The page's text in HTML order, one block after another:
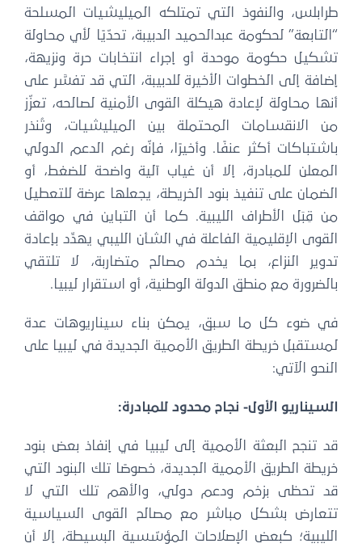
طرابلس، والنفوذ التي تمتلكه الميليشيات المسلحة
“التابعة” لحكومة عبدالحميد الدبيبة، تحدّيًا لأي محاولة
تشكيل حكومة موحدة أو إجراء انتخابات حرة ونزيهة،
إضافة إلى الخطوات الأخيرة للدبيبة، التي قد تفسَّر على
أنها محاولة لإعادة هيكلة القوى الأمنية لصالحه، تعزّز
من الانقسامات المحتملة بين الميليشيات، وتُنذر
باشتباكات أكثر عنفًا. وأخيرًا، فإنّه رغم الدعم الدولي
المعلن للمبادرة، إلا أن غياب آلية واضحة للضغط، أو
الضمان على تنفيذ بنود الخريطة، يجعلها عرضة للتعطيل
من قِبَل الأطراف الليبية. كما أن التباين في مواقف
القوى الإقليمية الفاعلة في الشأن الليبي يهدِّد بإعادة
تدوير النزاع، بما يخدم مصالح متضاربة، لا تلتقي
بالضرورة مع منطق الدولة الوطنية، أو استقرار ليبيا.
في ضوء كل ما سبق، يمكن بناء سيناريوهات عدة
لمستقبل خريطة الطريق الأممية الجديدة في ليبيا على
النحو الآتي:
السيناريو الأول- نجاح محدود للمبادرة:
قد تنجح البعثة الأممية إلى ليبيا في إنفاذ بعض بنود
خريطة الطريق الأممية الجديدة، خصوصًا تلك البنود التي
قد تحظى بزخم ودعم دولي، والأهم تلك التي لا
تتعارض بشكل مباشر مع مصالح القوى السياسية
الليبية؛ كبعض الإصلاحات المؤسّسية البسيطة، إلا أن